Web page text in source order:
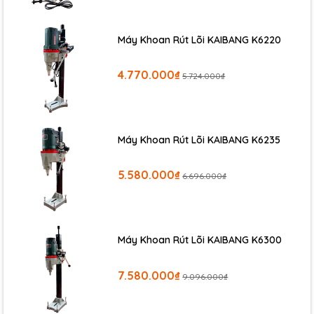
Máy Khoan Rút Lõi KAIBANG K6220
4.770.000₫ 5.724.000₫
Máy Khoan Rút Lõi KAIBANG K6235
5.580.000₫ 6.696.000₫
Máy Khoan Rút Lõi KAIBANG K6300
7.580.000₫ 9.096.000₫